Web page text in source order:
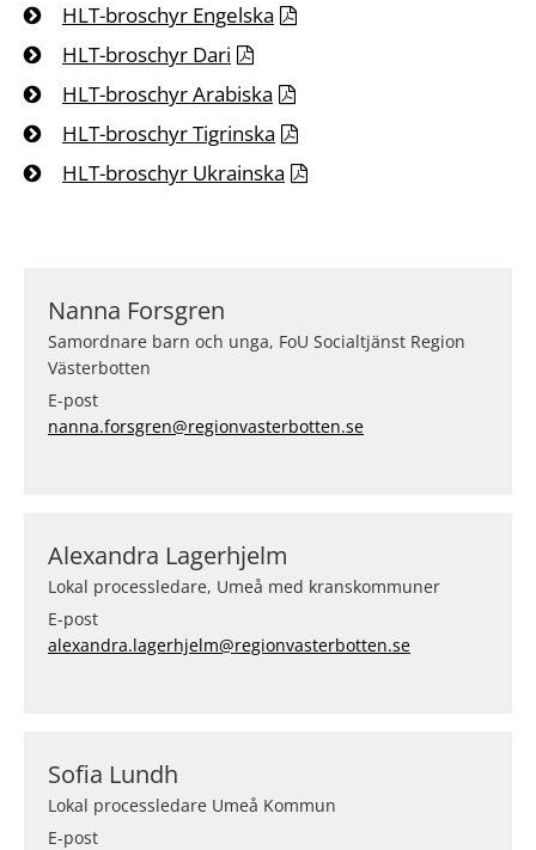
HLT-broschyr Engelska
HLT-broschyr Dari
HLT-broschyr Arabiska
HLT-broschyr Tigrinska
HLT-broschyr Ukrainska
Nanna Forsgren
Samordnare barn och unga, FoU Socialtjänst Region
Västerbotten
E-post
nanna.forsgren@regionvasterbotten.se
Alexandra Lagerhjelm
Lokal processledare, Umeå med kranskommuner
E-post
alexandra.lagerhjelm@regionvasterbotten.se
Sofia Lundh
Lokal processledare Umeå Kommun
E-post